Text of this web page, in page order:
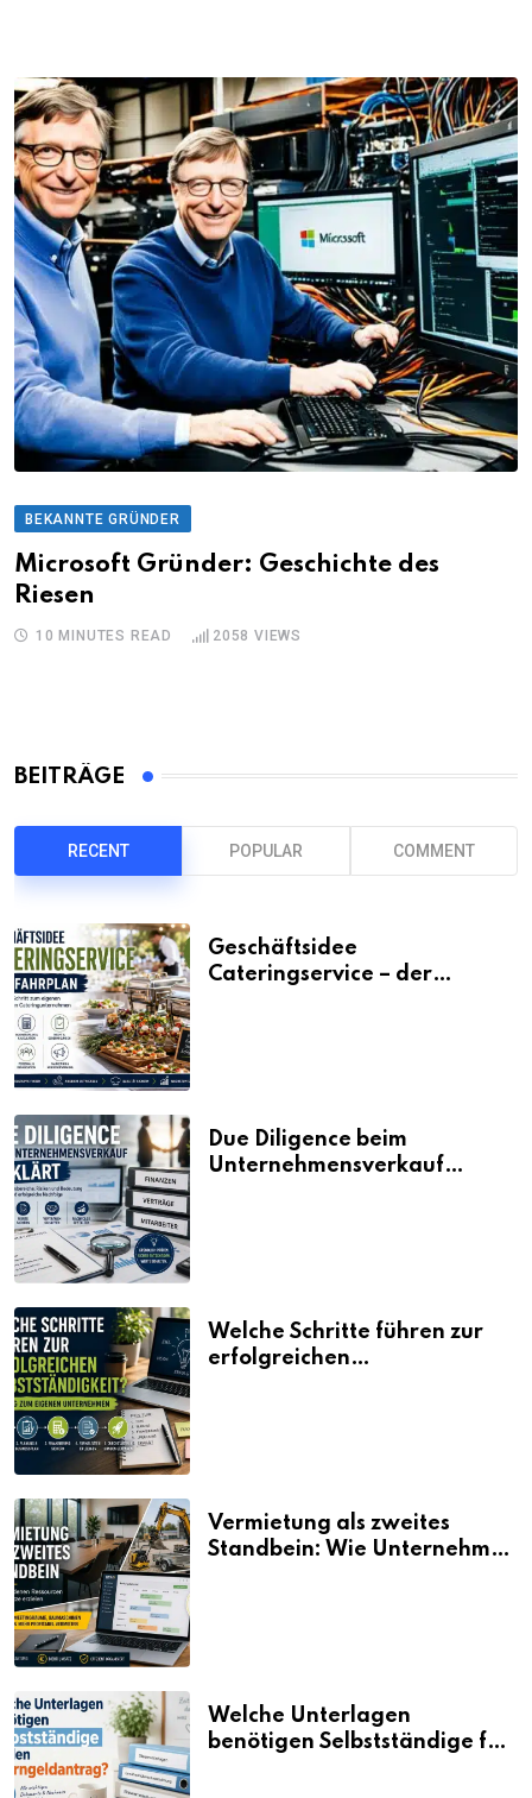
BEKANNTE GRÜNDER
Microsoft Gründer: Geschichte des
Riesen
10 MINUTES READ 2058 VIEWS
BEITRÄGE
RECENT POPULAR COMMENT
Geschäftsidee
Cateringservice – der
Due Diligence beim
Unternehmensverkauf
Welche Schritte führen zur
erfolgreichen
Vermietung als zweites
Standbein: Wie Unternehmen
Welche Unterlagen
benötigen Selbstständige für